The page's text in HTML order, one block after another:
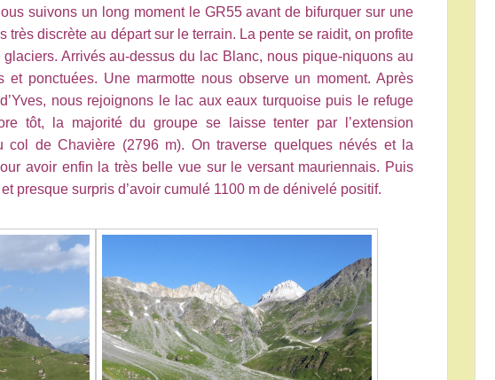
suivons un long moment le GR55 avant de bifurquer sur une
très discrète au départ sur le terrain. La pente se raidit, on profite
Arrivés au-dessus du lac Blanc, nous pique-niquons au
et ponctuées. Une marmotte nous observe un moment. Après
nous rejoignons le lac aux eaux turquoise puis le refuge
tôt, la majorité du groupe se laisse tenter par l’extension
col de Chavière (2796 m). On traverse quelques névés et la
avoir enfin la très belle vue sur le versant mauriennais. Puis
presque surpris d’avoir cumulé 1100 m de dénivelé positif.